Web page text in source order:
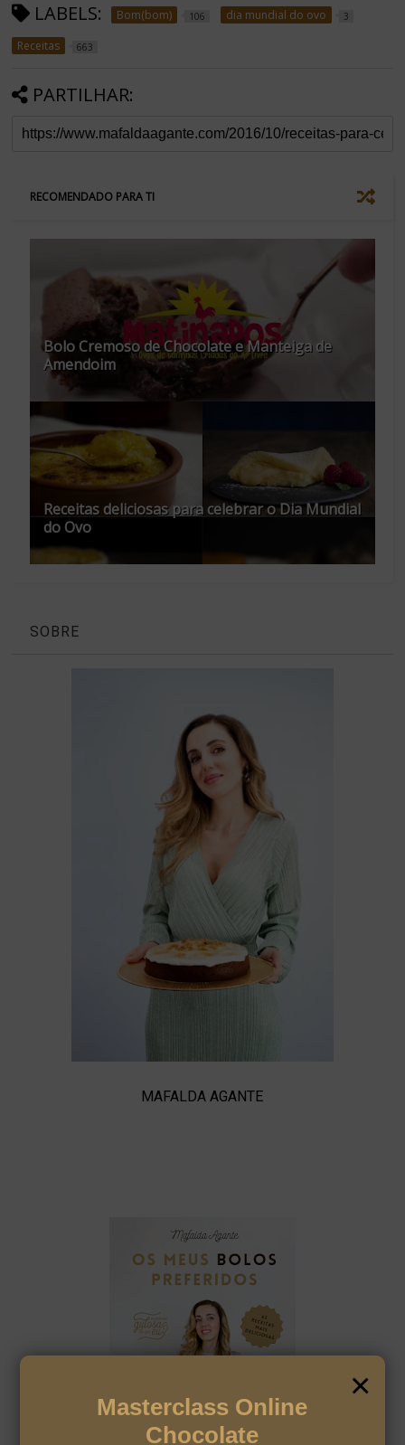
LABELS: Bom(bom) 106 dia mundial do ovo 3
Receitas 663
PARTILHAR:
RECOMENDADO PARA TI
Bolo Cremoso de Chocolate e Manteiga de
Amendoim
Receitas deliciosas para celebrar o Dia Mundial
do Ovo
SOBRE
MAFALDA AGANTE
×
Masterclass Online
Chocolate